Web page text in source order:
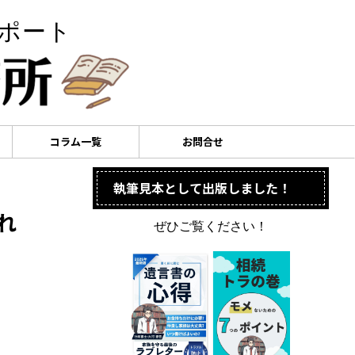
ート
コラム一覧 お問合せ
執筆見本として出版しました！
ぜひご覧ください！